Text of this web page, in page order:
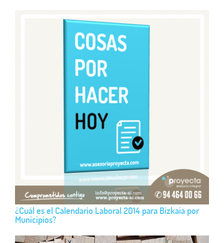
¿Cuál es el Calendario Laboral 2014 para Bizkaia por
Municipios?